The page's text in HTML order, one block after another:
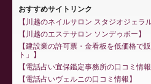
おすすめサイトリンク
川越のネイルサロン スタジオジェラ
川越のエステサロン ソンデゥボー
建設業の許可票・金看板を低価格で
ト」
電話占い宜保鑑定事務所の口コミ情報
電話占いヴェルニの口コミ情報